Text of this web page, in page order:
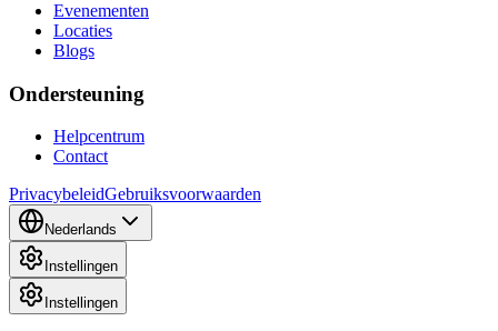
Evenementen
Locaties
Blogs
Ondersteuning
Helpcentrum
Contact
PrivacybeleidGebruiksvoorwaarden
Nederlands
Instellingen
Instellingen